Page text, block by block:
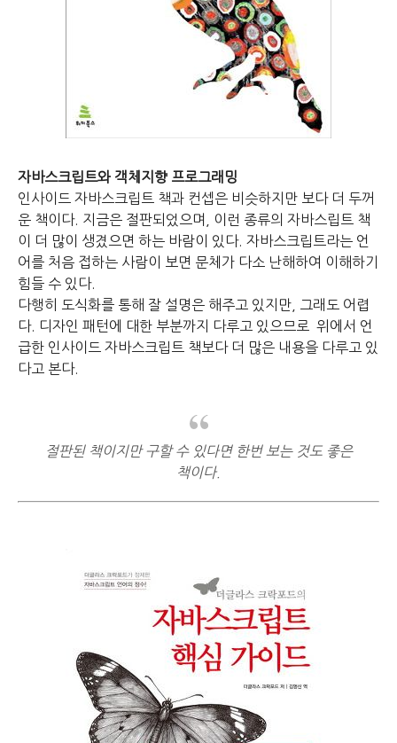
자바스크립트와 객체지향 프로그래밍
인사이드 자바스크립트 책과 컨셉은 비슷하지만 보다 더 두꺼
운 책이다. 지금은 절판되었으며, 이런 종류의 자바스립트 책
이 더 많이 생겼으면 하는 바람이 있다. 자바스크립트라는 언
어를 처음 접하는 사람이 보면 문체가 다소 난해하여 이해하기
힘들 수 있다.
다행히 도식화를 통해 잘 설명은 해주고 있지만, 그래도 어렵
다.
디자인 패턴에 대한 부분까지 다루고 있으므로 위에서 언
급한 인사이드 자바스크립트 책보다 더 많은 내용을 다루고 있
다고 본다.
절판된 책이지만 구할 수 있다면 한번 보는 것도 좋은
책이다.